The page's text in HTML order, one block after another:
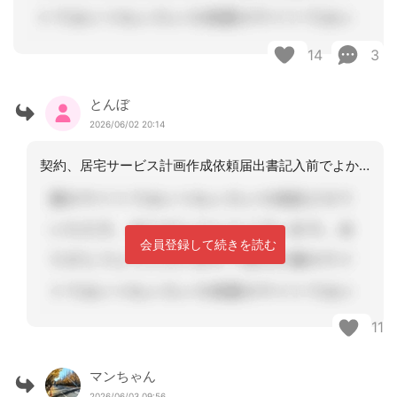
14 3
とんぼ
2026/06/02 20:14
契約、居宅サービス計画作成依頼届出書記入前でよかったと
会員登録して続きを読む
11
マンちゃん